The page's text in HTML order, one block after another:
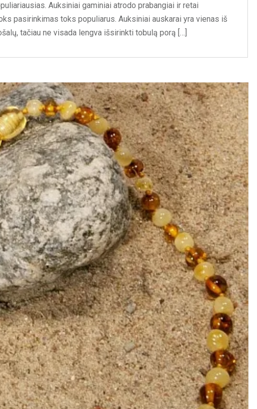
Auksiniai gaminiai atrodo prabangiai ir retai
pasirinkimas toks populiarus. Auksiniai auskarai yra vienas iš
tačiau ne visada lengva išsirinkti tobulą porą […]